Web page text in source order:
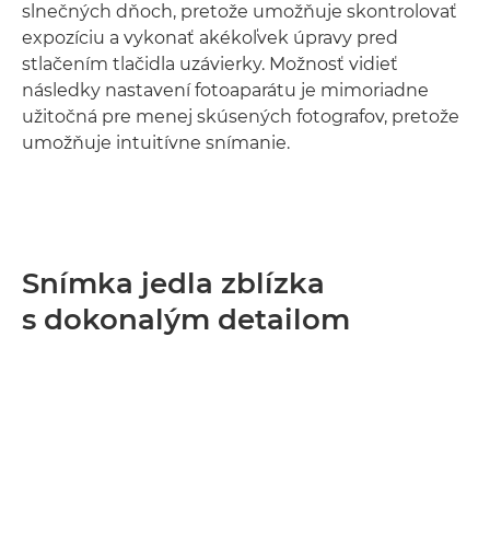
slnečných dňoch, pretože umožňuje skontrolovať
expozíciu a vykonať akékoľvek úpravy pred
stlačením tlačidla uzávierky. Možnosť vidieť
následky nastavení fotoaparátu je mimoriadne
užitočná pre menej skúsených fotografov, pretože
umožňuje intuitívne snímanie.
Snímka jedla zblízka
s dokonalým detailom